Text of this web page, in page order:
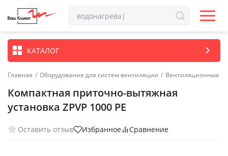
КАТАЛОГ
Главная / Оборудование для систем вентиляции / Вентиляционные
Компактная приточно-вытяжная
установка ZPVP 1000 PE
Оставить отзыв Избранное Сравнение